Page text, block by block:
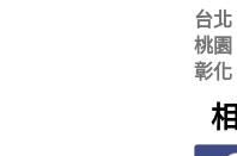
台北
桃園
彰化